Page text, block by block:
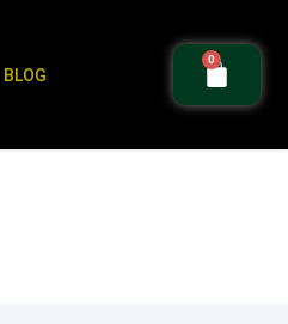
BLOG
0